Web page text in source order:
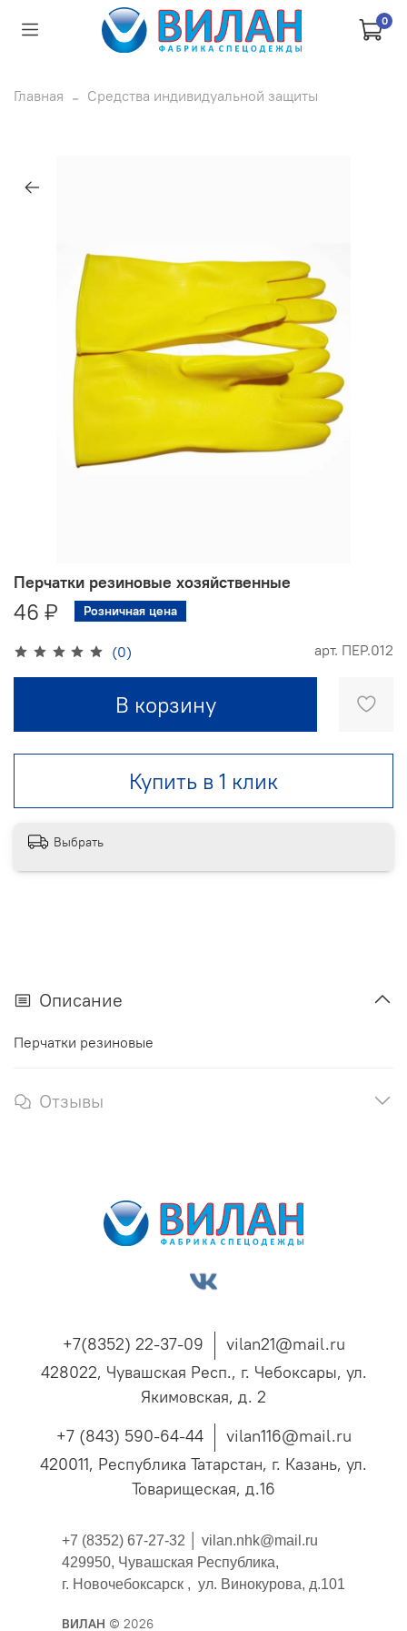
0
Главная Средства индивидуальной защиты
(0) арт. ПЕР.012
Перчатки резиновые хозяйственные
46 ₽ Розничная цена
В корзину
Купить в 1 клик
Выбрать
Описание
Перчатки резиновые
Отзывы
+7(8352) 22-37-09
vilan21@mail.ru
428022, Чувашская Респ., г. Чебоксары, ул.
Якимовская, д. 2
+7 (843) 590-64-44
vilan116@mail.ru
420011, Республика Татарстан, г. Казань, ул.
Товарищеская, д.16
+7 (8352) 67-27-32 │ vilan.nhk@mail.ru
429950, Чувашская Республика,
г. Новочебоксарск , ул. Винокурова, д.101
ВИЛАН © 2026